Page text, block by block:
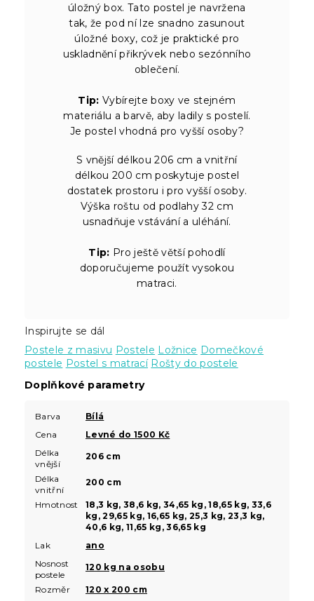
úložný box. Tato postel je navržena
tak, že pod ní lze snadno zasunout
úložné boxy, což je praktické pro
uskladnění přikrývek nebo sezónního
oblečení.
Tip: Vybírejte boxy ve stejném
materiálu a barvě, aby ladily s postelí.
Je postel vhodná pro vyšší osoby?
S vnější délkou 206 cm a vnitřní
délkou 200 cm poskytuje postel
dostatek prostoru i pro vyšší osoby.
Výška roštu od podlahy 32 cm
usnadňuje vstávání a uléhání.
Tip: Pro ještě větší pohodlí
doporučujeme použít vysokou
matraci.
Inspirujte se dál
Postele z masivu Postele Ložnice Domečkové
postele Postel s matrací Rošty do postele
Doplňkové parametry
Barva
Bílá
Cena
Levné do 1500 Kč
Délka
vnější
206 cm
Délka
vnitřní
200 cm
Hmotnost
18,3 kg, 38,6 kg, 34,65 kg, 18,65 kg, 33,6
kg, 29,65 kg, 16,65 kg, 25,3 kg, 23,3 kg,
40,6 kg, 11,65 kg, 36,65 kg
Lak
ano
Nosnost
postele
120 kg na osobu
Rozměr
120 x 200 cm